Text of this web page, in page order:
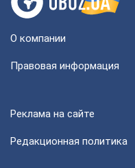
О компании
Правовая информация
Реклама на сайте
Редакционная политика